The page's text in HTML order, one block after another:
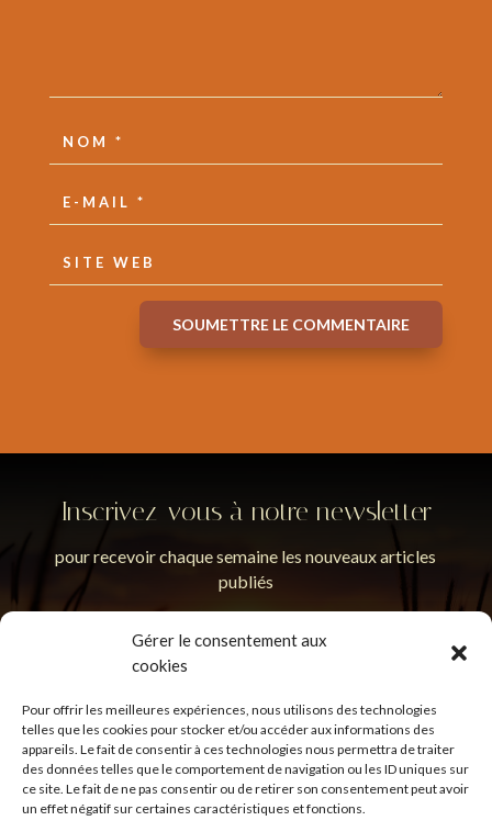
Gérer le consentement aux
cookies
Pour offrir les meilleures expériences, nous utilisons des technologies
telles que les cookies pour stocker et/ou accéder aux informations des
appareils. Le fait de consentir à ces technologies nous permettra de traiter
des données telles que le comportement de navigation ou les ID uniques sur
ce site. Le fait de ne pas consentir ou de retirer son consentement peut avoir
un effet négatif sur certaines caractéristiques et fonctions.
SOUMETTRE LE COMMENTAIRE
Inscrivez-vous à notre newsletter
pour recevoir chaque semaine les nouveaux articles
publiés
En soumettant ce formulaire, j'accepte que les
informations saisies soient utilisées pour permettre de me
recontacter.Politique de confidentialité